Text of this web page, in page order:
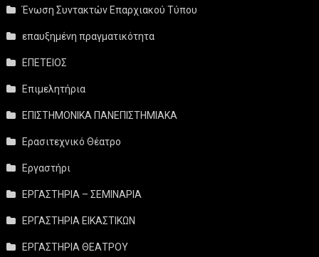
Ένωση Συντακτών Επαρχιακού Τύπου
επαυξημένη πραγματικότητα
ΕΠΕΤΕΙΟΣ
Επιμελητήρια
ΕΠΙΣΤΗΜΟΝΙΚΑ ΠΑΝΕΠΙΣΤΗΜΙΑΚΑ
Ερασιτεχνικό Θέατρο
Εργαστήρι
ΕΡΓΑΣΤΗΡΙΑ – ΣΕΜΙΝΑΡΙΑ
ΕΡΓΑΣΤΗΡΙΑ ΕΙΚΑΣΤΙΚΩΝ
ΕΡΓΑΣΤΗΡΙΑ ΘΕΑΤΡΟΥ